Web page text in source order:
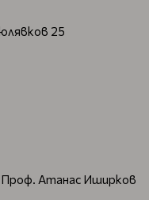
25
Атанас Иширков